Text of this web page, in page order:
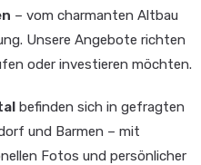
– vom charmanten Altbau
Unsere Angebote richten
oder investieren möchten.
befinden sich in gefragten
und Barmen – mit
Fotos und persönlicher